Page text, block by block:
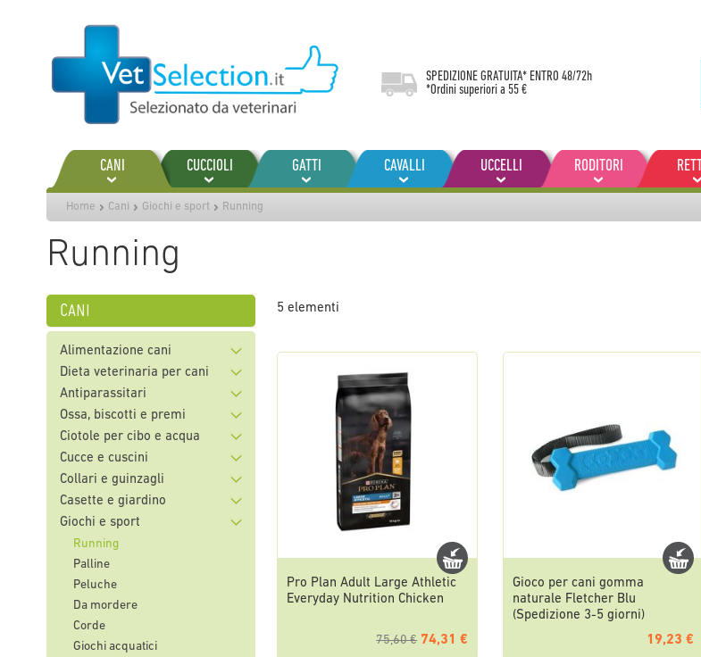
contenuto
SPEDIZIONE GRATUITA* ENTRO 48/72h
*Ordini superiori a 55 €
CANI CUCCIOLI GATTI CAVALLI UCCELLI RODITORI
Home Cani Giochi e sport Running
Running
5 elementi
Pro Plan Adult Large Athletic
Everyday Nutrition Chicken
75,60 € 74,31 €
Gioco per cani gomma
naturale Fletcher Blu
(Spedizione 3-5 giorni)
19,23 €
cani
Alimentazione cani
Dieta veterinaria per cani
Antiparassitari
Ossa, biscotti e premi
Ciotole per cibo e acqua
Cucce e cuscini
Collari e guinzagli
Casette e giardino
Giochi e sport
Running
Palline
Peluche
Da mordere
Corde
Giochi acquatici